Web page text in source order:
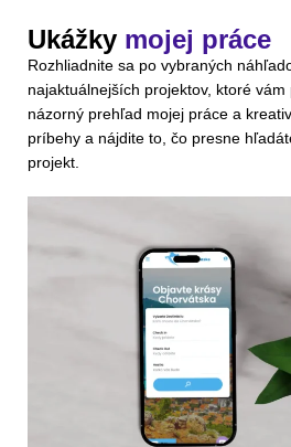
Ukážky mojej práce
Rozhliadnite sa po vybraných
najaktuálnejších projektov, ktoré
názorný prehľad mojej práce a
príbehy a nájdite to, čo presne
projekt.